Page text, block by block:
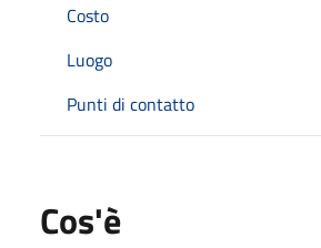
Costo
Luogo
Punti di contatto
Cos'è